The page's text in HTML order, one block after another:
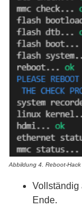
Abbildung 4. Reboot-
Vollständig
Ende.